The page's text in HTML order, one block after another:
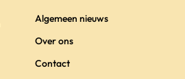
Algemeen nieuws
Over ons
Contact